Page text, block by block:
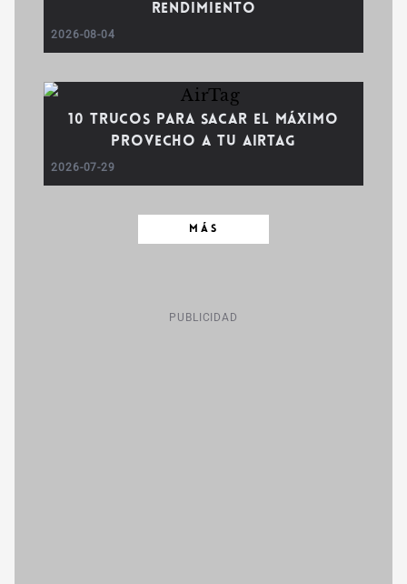
rendimiento
2026-08-04
10 trucos para sacar el máximo
provecho a tu AirTag
2026-07-29
MÁS
PUBLICIDAD